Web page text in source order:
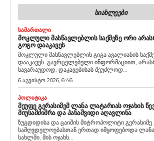
ᲡᲘᲐᲮᲚᲔᲔᲑᲘ
ᲡᲐᲛᲐᲠᲗᲐᲚᲘ
ᲛᲝᲙᲚᲣᲚᲘ ᲛᲐᲡᲬᲐᲕᲚᲔᲑᲚᲘᲡ ᲡᲐᲥᲛᲔᲖᲔ ᲝᲠᲘ
ᲒᲝᲒᲝ ᲓᲐᲐᲙᲐᲕᲔᲡ
მოკლული მასწავლებლის გიგა ავალიანის
დააკავეს. გავრცელებული ინფორმაციით,
სავარაუდოდ, დაკავებისას შეუძლოდ...
6 აგვისტო 2026, 6:46
ᲞᲝᲚᲘᲢᲘᲙᲐ
ᲛᲔᲣᲤᲔ ᲒᲔᲠᲐᲡᲘᲛᲔᲛ ᲚᲐᲜᲐ ᲚᲐᲢᲐᲠᲘᲐᲡ ᲝᲯᲐᲮᲘᲡ
ᲛᲘᲣᲡᲐᲛᲫᲘᲛᲠᲐ ᲓᲐ ᲞᲐᲜᲐᲨᲕᲘᲓᲘ ᲐᲦᲐᲕᲚᲘᲜᲐ
ზუგდიდისა და ცაიშის მიტროპოლიტი გერასიმე
სამღვდელოებასთან ერთად იმყოფებოდა
სახლში, მის ოჯახს...